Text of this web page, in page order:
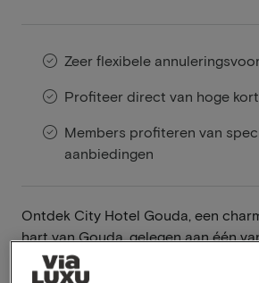
Zeer flexibele
Profiteer direct van hoge
Members profiteren van
aanbiedingen
Ontdek City Hotel Gouda, een
hart van Gouda, gelegen aan één
pittoreske grachten van de stad. Dit
een ode aan de rijke historie van